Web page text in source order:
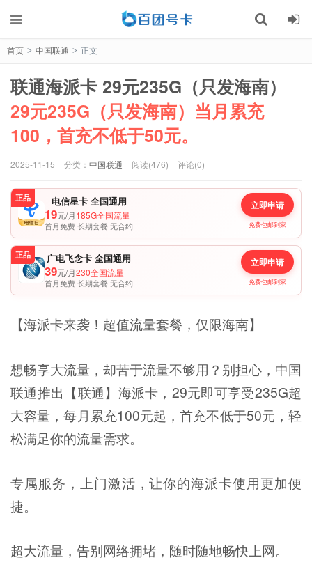
首页 > 中国联通 > 正文
联通海派卡 29元235G（只发海南）
29元235G（只发海南）当月累充
100，首充不低于50元。
2025-11-15 分类： 中国联通 阅读(476) 评论(0)
正品 电信星卡 全国通用
19元/月185G全国流量
首月免费 长期套餐 无合约
立即申请
免费包邮到家
正品 广电飞念卡 全国通用
39元/月230全国流量
首月免费 长期套餐 无合约
立即申请
免费包邮到家
【海派卡来袭！超值流量套餐，仅限海南】
想畅享大流量，却苦于流量不够用？别担心，中国
联通推出【联通】海派卡，29元即可享受235G超
大容量，每月累充100元起，首充不低于50元，轻
松满足你的流量需求。
专属服务，上门激活，让你的海派卡使用更加便
捷。
超大流量，告别网络拥堵，随时随地畅快上网。